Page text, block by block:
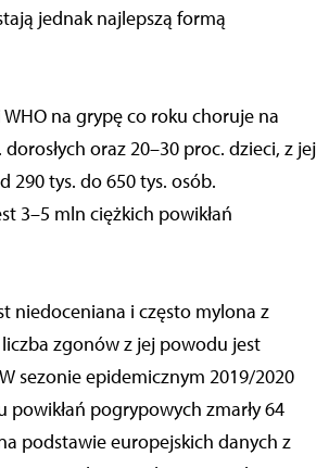
jednak najlepszą formą
na grypę co roku choruje na
oraz 20–30 proc. dzieci, z jej
290 tys. do 650 tys. osób.
3–5 mln ciężkich powikłań
niedoceniana i często mylona z
zgonów z jej powodu jest
sezonie epidemicznym 2019/2020
powikłań pogrypowych zmarły 64
podstawie europejskich danych z